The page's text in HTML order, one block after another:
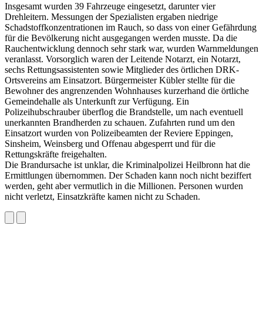
Insgesamt wurden 39 Fahrzeuge eingesetzt, darunter vier
Drehleitern. Messungen der Spezialisten ergaben niedrige
Schadstoffkonzentrationen im Rauch, so dass von einer Gefährdung
für die Bevölkerung nicht ausgegangen werden musste. Da die
Rauchentwicklung dennoch sehr stark war, wurden Warnmeldungen
veranlasst. Vorsorglich waren der Leitende Notarzt, ein Notarzt,
sechs Rettungsassistenten sowie Mitglieder des örtlichen DRK-
Ortsvereins am Einsatzort. Bürgermeister Kübler stellte für die
Bewohner des angrenzenden Wohnhauses kurzerhand die örtliche
Gemeindehalle als Unterkunft zur Verfügung. Ein
Polizeihubschrauber überflog die Brandstelle, um nach eventuell
unerkannten Brandherden zu schauen. Zufahrten rund um den
Einsatzort wurden von Polizeibeamten der Reviere Eppingen,
Sinsheim, Weinsberg und Offenau abgesperrt und für die
Rettungskräfte freigehalten.
Die Brandursache ist unklar, die Kriminalpolizei Heilbronn hat die
Ermittlungen übernommen. Der Schaden kann noch nicht beziffert
werden, geht aber vermutlich in die Millionen. Personen wurden
nicht verletzt, Einsatzkräfte kamen nicht zu Schaden.